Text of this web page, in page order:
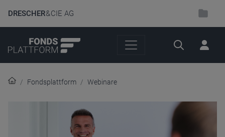
DRESCHER& CIE AG
Suche
Fondsplattform Webinare